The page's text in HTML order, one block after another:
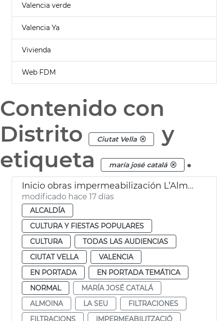
Valencia verde
Valencia Ya
Vivienda
Web FDM
Contenido con
Distrito
Ciutat Vella
y
etiqueta
maría josé catalá .
Inicio obras impermeabilización L’Almoina València
modificado hace 17 días
ALCALDÍA
CULTURA Y FIESTAS POPULARES
CULTURA
TODAS LAS AUDIENCIAS
CIUTAT VELLA
VALENCIA
EN PORTADA
EN PORTADA TEMÁTICA
NORMAL
MARÍA JOSÉ CATALÁ
ALMOINA
LA SEU
FILTRACIONES
FILTRACIONS
IMPERMEABILITZACIÓ